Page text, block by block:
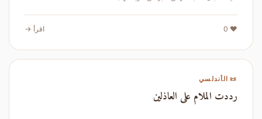
❤️ 0 اقرأ →
📜 الأندلسي
رددت الملام على العاذلين